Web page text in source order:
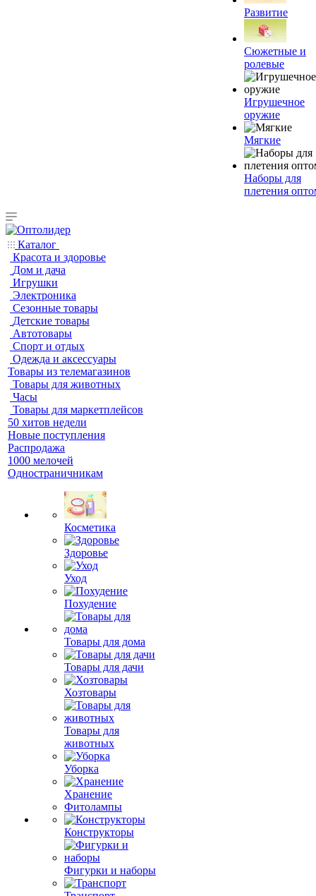
Развитие
Сюжетные и
ролевые
Игрушечное
оружие
Мягкие
Наборы для
плетения
Каталог
Красота и здоровье
Дом и дача
Игрушки
Электроника
Сезонные товары
Детские товары
Автотовары
Спорт и отдых
Одежда и аксессуары
Товары из телемагазинов
Товары для животных
Часы
Товары для маркетплейсов
50 хитов недели
Новые поступления
Распродажа
1000 мелочей
Одностраничникам
Косметика
Здоровье
Уход
Похудение
Товары для дома
Товары для дачи
Хозтовары
Товары для
животных
Уборка
Хранение
Фитолампы
Конструкторы
Фигурки и наборы